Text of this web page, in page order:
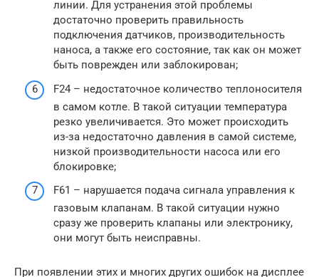
линии. Для устранения этой проблемы
достаточно проверить правильность
подключения датчиков, производительность
наноса, а также его состояние, так как он может
быть поврежден или заблокирован;
F24 – недостаточное количество теплоносителя
в самом котле. В такой ситуации температура
резко увеличивается. Это может происходить
из-за недостаточно давления в самой системе,
низкой производительности насоса или его
блокировке;
F61 – нарушается подача сигнала управления к
газовым клапанам. В такой ситуации нужно
сразу же проверить клапаны или электронику,
они могут быть неисправны.
При появлении этих и многих других ошибок на дисплее